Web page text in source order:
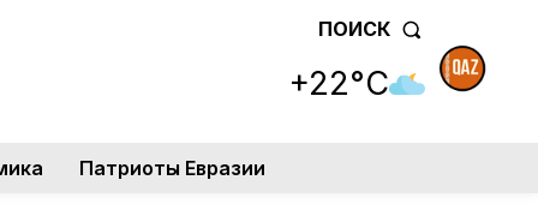
ПОИСК
+22°C
Патриоты Евразии